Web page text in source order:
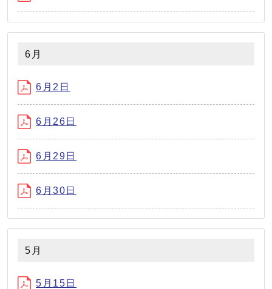
6月
6月2日
6月26日
6月29日
6月30日
5月
5月15日